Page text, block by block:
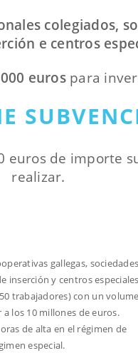
colegiados,
e centros
eurospara
de importe
realizar.
gallegas, sociedades
inserción y centros
trabajadores) con un
los 10 millones de euros.
de alta en el régimen de
especial.